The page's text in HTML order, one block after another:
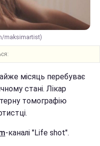
maksimartist)
місяць перебуває
стані. Лікар
томографію
-каналі "Life shot".